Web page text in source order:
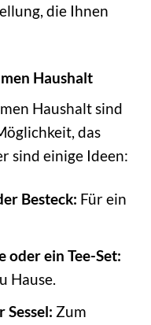
die Ihnen
Haushalt
Haushalt sind
das
sind einige Ideen:
Besteck: Für ein
oder ein Tee-Set:
Hause.
Sessel: Zum